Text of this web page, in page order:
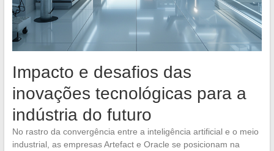
Impacto e desafios das
inovações tecnológicas para a
indústria do futuro
No rastro da convergência entre a inteligência artificial e o meio
industrial, as empresas Artefact e Oracle se posicionam na